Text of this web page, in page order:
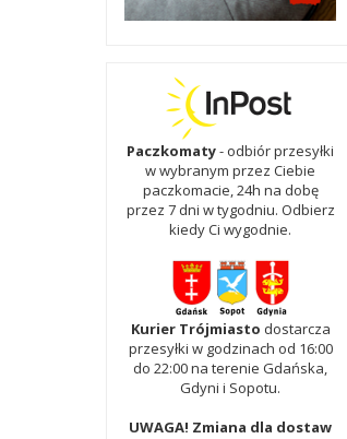
Paczkomaty- odbiór przesyłki
w wybranym przez Ciebie
paczkomacie, 24h na dobę
przez 7 dni w tygodniu. Odbierz
kiedy Ci wygodnie.
Kurier Trójmiasto dostarcza
przesyłki w godzinach od 16:00
do 22:00 na terenie Gdańska,
Gdyni i Sopotu.
UWAGA! Zmiana dla dostaw